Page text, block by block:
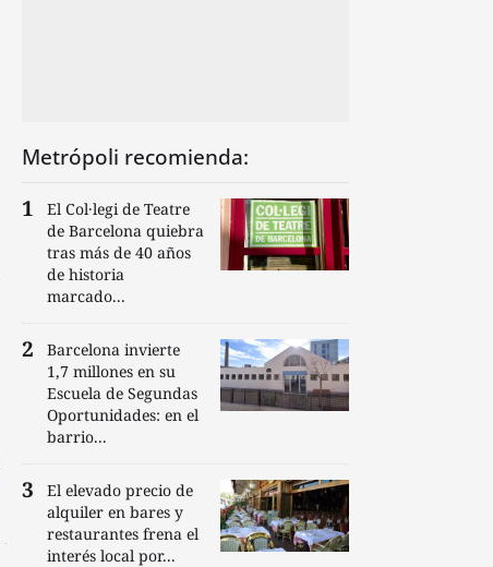
Metrópoli recomienda:
El Col·legi de Teatre
de Barcelona quiebra
tras más de 40 años
de historia
marcado...
Barcelona invierte
1,7 millones en su
Escuela de Segundas
Oportunidades: en el
barrio...
El elevado precio de
alquiler en bares y
restaurantes frena el
interés local por...